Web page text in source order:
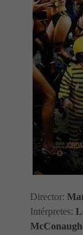
Director:
Intérpretes: